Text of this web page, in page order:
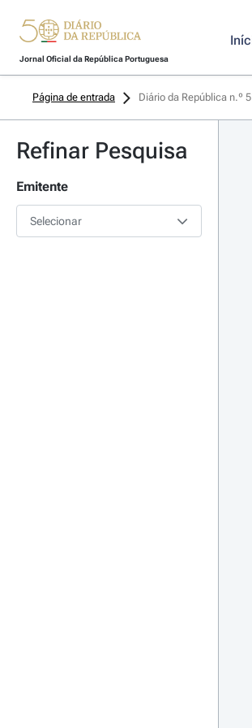
Jornal Oficial da República Portuguesa
Página de entrada Diário da República n.º
Refinar Pesquisa
Emitente
Selecionar